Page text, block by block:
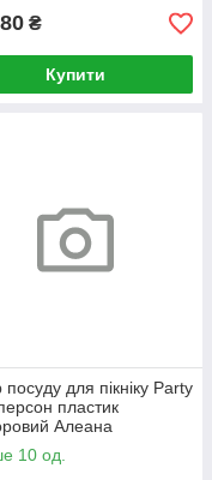
₴
Купити
посуду для пікніку Party
пластик
Алеана
10 од.